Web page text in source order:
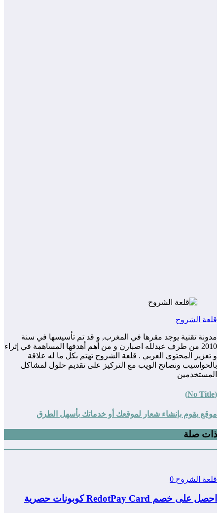
قلعة الشروح
مدونة تقنية يوجد مقرها في المغرب, و قد تم تأسيسها في سنة
2010 من طرف عبدلله اصبارن و من أهم أهدفها المساهمة في إثراء
و تعزيز المحتوى العربي . قلعة الشروح تهتم بكل ما له علاقة
بالحواسيب ونصائح الويب مع التركيز على تقديم حلول لمشاكل
المستخدمين
(No Title)
موقع يقوم بإنشاء شعار لموقعك أو خدماتك بأسهل الطرق
ذات صلة
قلعة الشروح 0
احصل على خصم RedotPay Card كوبونات حصرية